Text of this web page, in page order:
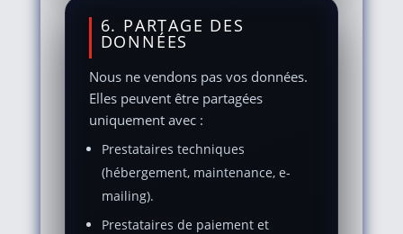
6. PARTAGE DES
DONNÉES
Nous ne vendons pas vos données.
Elles peuvent être partagées
uniquement avec :
Prestataires techniques
(hébergement, maintenance, e-
mailing).
Prestataires de paiement et